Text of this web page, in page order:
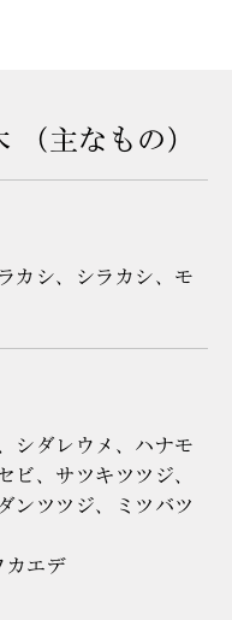
（主なもの）
カシ、シラカシ、モ
シダレウメ、ハナモ
ビ、サツキツツジ、
ンツツジ、ミツバツ
カエデ